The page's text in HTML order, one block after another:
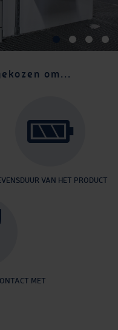
om...
VAN HET PRODUCT
MET